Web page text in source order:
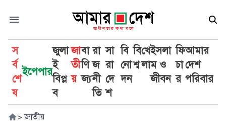
স
র্ব
শে
ষ
ইপেপার
জুলা
ই
বিপ্ল
ব
জা
তী
য়
বা
ণি
জ্য
রা
জ
নী
তি
সা
রা
দে
শ
বি
নো
দন
বি
শ্ব
খে
লা
ইসলা
ম ও
জীবন
ফি
চা
র
আমার
দেশ
পরিবার
> জাতীয়